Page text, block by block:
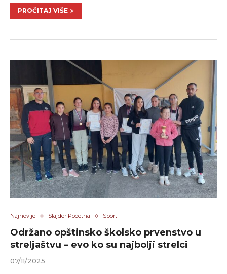
PROČITAJ VIŠE
Najnovije Slajder Pocetna Sport
Održano opštinsko školsko prvenstvo u
streljaštvu – evo ko su najbolji strelci
07/11/2025